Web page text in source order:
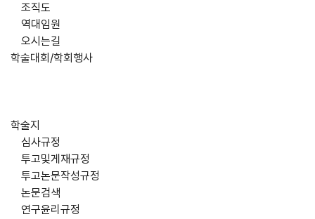
조직도
역대임원
오시는길
학술대회/학회행사
학술지
심사규정
투고및게재규정
투고논문작성규정
논문검색
연구윤리규정